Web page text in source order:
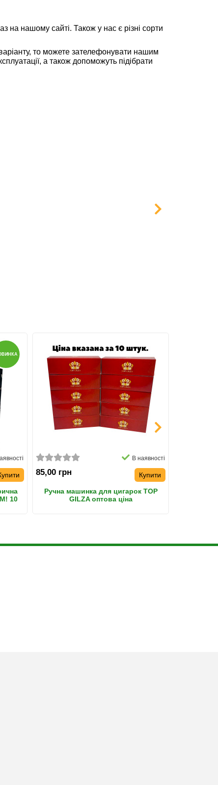
на нашому сайті. Також у нас є різні сорти
то можете зателефонувати нашим
а також допоможуть підібрати
10
В наявності
85,00 грн Купити
Ручна машинка для цигарок TOP
GILZA оптова ціна